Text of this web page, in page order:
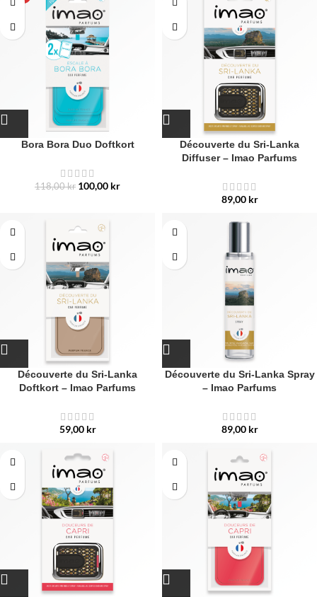
Bora Bora Duo Doftkort
118,00kr 100,00 kr
Découverte du Sri-Lanka
Diffuser – Imao Parfums
89,00 kr
Découverte du Sri-Lanka
Doftkort – Imao Parfums
59,00 kr
Découverte du Sri-Lanka Spray
– Imao Parfums
89,00 kr